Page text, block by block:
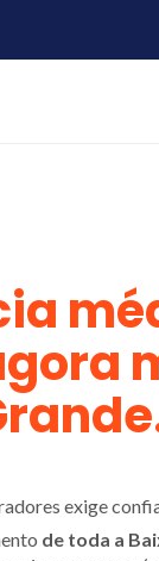
exige
de toda a